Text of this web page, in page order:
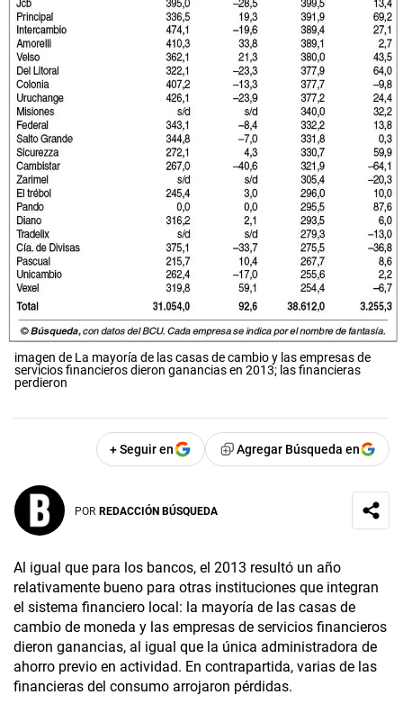
imagen de La mayoría de las casas de cambio y las empresas de
servicios financieros dieron ganancias en 2013; las financieras
perdieron
+ Seguir en Agregar Búsqueda en
POR REDACCIÓN BÚSQUEDA
Al igual que para los bancos, el 2013 resultó un año
relativamente bueno para otras instituciones que integran
el sistema financiero local: la mayoría de las casas de
cambio de moneda y las empresas de servicios financieros
dieron ganancias, al igual que la única administradora de
ahorro previo en actividad. En contrapartida, varias de las
financieras del consumo arrojaron pérdidas.